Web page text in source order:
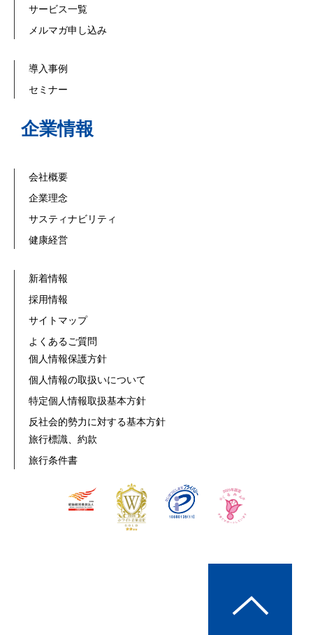
サービス一覧
メルマガ申し込み
導入事例
セミナー
企業情報
会社概要
企業理念
サスティナビリティ
健康経営
新着情報
採用情報
サイトマップ
よくあるご質問
個人情報保護方針
個人情報の取扱いについて
特定個人情報取扱基本方針
反社会的勢力に対する基本方針
旅行標識、約款
旅行条件書